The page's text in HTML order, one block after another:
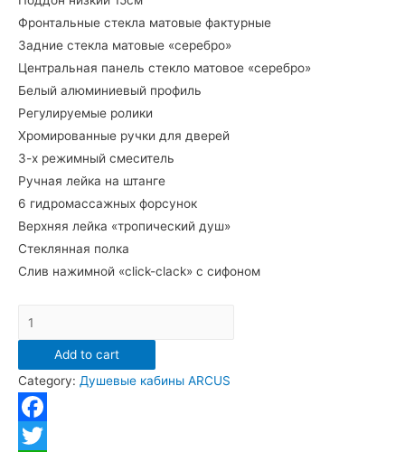
Фронтальные стекла матовые фактурные
Задние стекла матовые «серебро»
Центральная панель стекло матовое «серебро»
Белый алюминиевый профиль
Регулируемые ролики
Хромированные ручки для дверей
3-х режимный смеситель
Ручная лейка на штанге
6 гидромассажных форсунок
Верхняя лейка «тропический душ»
Стеклянная полка
Слив нажимной «click-clack» с сифоном
Душевая
кабина
AS-
112
размер
Add to cart
Category: Душевые кабины ARCUS
Facebook